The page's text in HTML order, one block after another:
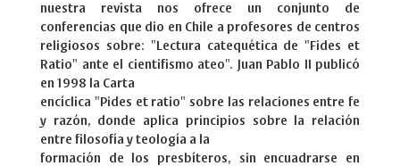
nuestra revista nos ofrece un conjunto de
conferencias que dio en Chile a profesores de centros
religiosos sobre: "Lectura catequética de "Fides et
Ratio" ante el cientifismo ateo". Juan Pablo II publicó
en 1998 la Carta
encíclica "Pides et ratio" sobre las relaciones entre fe
y razón, donde aplica principios sobre la relación
entre filosofía y teología a la
formación de los presbíteros, sin encuadrarse en